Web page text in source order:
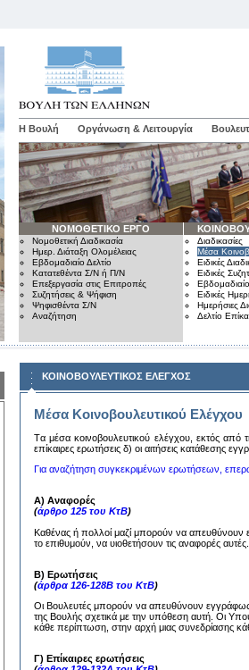
Η Βουλή Οργάνωση & Λειτουργία
ΝΟΜΟΘΕΤΙΚΟ ΕΡΓΟ
Νομοθετική Διαδικασία
Ημερ. Διάταξη Ολομέλειας
Εβδομαδιαίο Δελτίο
Κατατεθέντα Σ/Ν ή Π/Ν
Επεξεργασία στις Επιτροπές
Συζητήσεις & Ψήφιση
Ψηφισθέντα Σ/Ν
Αναζήτηση
Διαδικασίες
Μέσα
Ειδικές
Ειδικές
Εβδομαδιαίο
Ειδικές
Ημερήσιες
Δελτίο
ΚΟΙΝΟΒΟΥΛΕΥΤΙΚΟΣ ΕΛΕΓΧΟΣ
Μέσα Κοινοβουλευτικού Ελέγχου
Tα μέσα κoινoβoυλευτικoύ ελέγχoυ, εκτός από
επίκαιρες ερωτήσεις δ) oι αιτήσεις κατάθεσης
Για αναζήτηση συγκεκριμένων ερωτήσεων,
Α) Αναφορές
(άρθρο 125 του ΚτΒ)
Καθένας ή πολλοί μαζί μπορούν να
το επιθυμούν, να υιοθετήσουν τις αναφορές
Β) Ερωτήσεις
(άρθρα 126-128Β του ΚτΒ)
Οι Βουλευτές μπορούν να απευθύνουν
της Βουλής σχετικά με την υπόθεση αυτή. Οι
κάθε περίπτωση, στην αρχή μιας συνεδρίασης
Γ) Επίκαιρες ερωτήσεις